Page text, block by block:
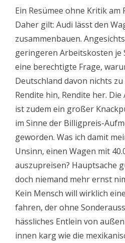
Ein Resümee ohne Kritik am
Daher gilt: Audi lässt den
zusammenbauen.
geringeren Arbeitskosten je
eine berechtigte Frage,
Deutschland davon nichts
Rendite hin, Rendite her.
ist zudem ein großer
im Sinne der Billigpreis-
geworden. Was ich damit
Unsinn, einen Wagen mit
auszupreisen? Hauptsache
doch niemand mehr ernst
Kein Mensch will wirklich
fahren, der ohne
hässliches Entlein von
innen karg wie die